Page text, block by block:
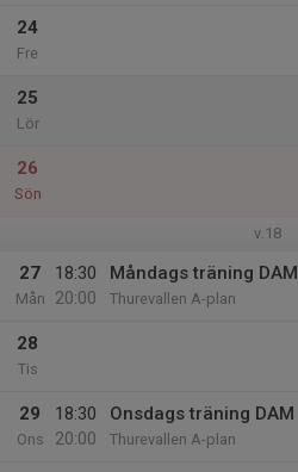
24
Fre
25
Lör
26
Sön
v.18
27
Mån
18:30
20:00
Måndags träning DAM
Thurevallen A-plan
28
Tis
29
Ons
18:30
20:00
Onsdags träning DAM
Thurevallen A-plan